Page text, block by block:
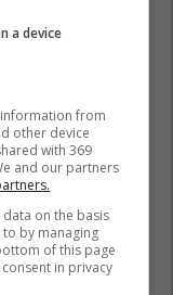
a device
from
other device
with 369
and our partners
on the basis
by managing
of this page
in privacy